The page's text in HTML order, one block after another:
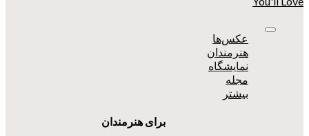
عکس‌ها
هنرمندان
نمایشگاه
مجله
بیشتر
برای هنرمندان